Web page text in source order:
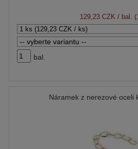
129,23 CZK / bal.
bal.
Náramek z nerezové oceli